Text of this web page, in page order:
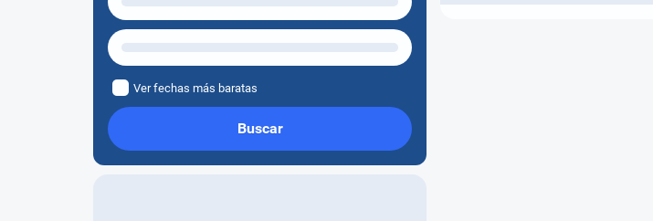
Ver fechas más baratas
Buscar